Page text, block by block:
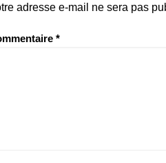
adresse e-mail ne sera pas
*